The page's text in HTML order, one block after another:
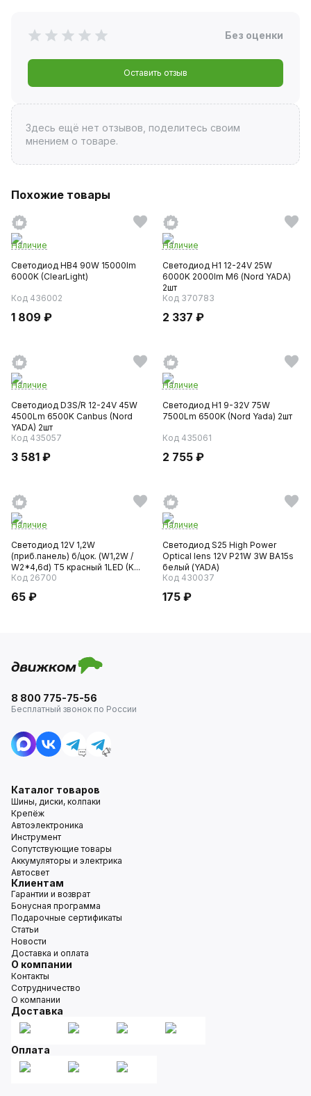
Без оценки
Оставить отзыв
Здесь ещё нет отзывов, поделитесь своим
мнением о товаре.
Похожие товары
Наличие
Светодиод HB4 90W 15000lm
6000K (ClearLight)
Код 436002
1 809 ₽
Наличие
Светодиод H1 12-24V 25W
6000K 2000lm М6 (Nord YADA)
2шт
Код 370783
2 337 ₽
Наличие
Светодиод D3S/R 12-24V 45W
4500Lm 6500K Canbus (Nord
YADA) 2шт
Код 435057
3 581 ₽
Наличие
Светодиод H1 9-32V 75W
7500Lm 6500K (Nord Yada) 2шт
Код 435061
2 755 ₽
Наличие
Светодиод 12V 1,2W
(приб.панель) б/цок. (W1,2W /
W2*4,6d) T5 красный 1LED (K...
Код 26700
65 ₽
Наличие
Светодиод S25 High Power
Optical lens 12V P21W 3W BA15s
белый (YADA)
Код 430037
175 ₽
8 800 775-75-56
Бесплатный звонок по России
Каталог товаров
Шины, диски, колпаки
Крепёж
Автоэлектроника
Инструмент
Сопутствующие товары
Аккумуляторы и электрика
Автосвет
Клиентам
Гарантии и возврат
Бонусная программа
Подарочные сертификаты
Статьи
Новости
Доставка и оплата
О компании
Контакты
Сотрудничество
О компании
Доставка
Оплата